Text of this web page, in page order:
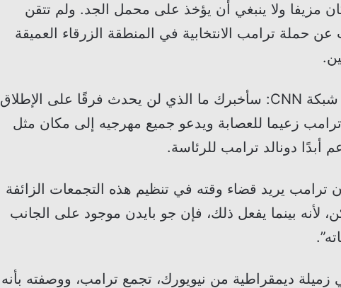
مزيفا ولا ينبغي أن يؤخذ على محمل الجد. ولم تتقن
حملة ترامب الانتخابية في المنطقة الزرقاء العميقة
وقالت هوشول لجيك تابر من شبكة CNN: سأخبرك ما الذي لن يحدث فرقًا على الإطلاق
ترامب زعيما للعصابة ويدعو جميع مهرجيه إلى مكان مثل
دونالد ترامب للرئاسة.
ترامب يريد قضاء وقته في تنظيم هذه التجمعات الزائفة
لأنه بينما يفعل ذلك، فإن جو بايدن موجود على الجانب
ديمقراطية من نيويورك، تجمع ترامب، ووصفته بأنه